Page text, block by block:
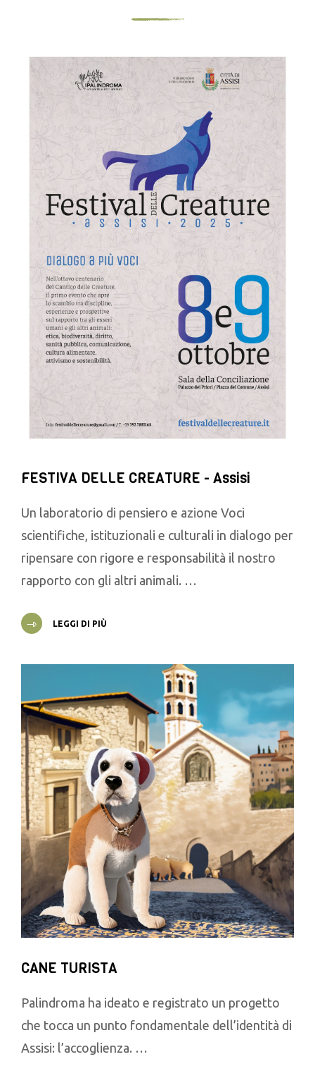
FESTIVA DELLE CREATURE - Assisi
Un laboratorio di pensiero e azione Voci
scientifiche, istituzionali e culturali in dialogo per
ripensare con rigore e responsabilità il nostro
rapporto con gli altri animali. …
LEGGI DI PIÙ
CANE TURISTA
Palindroma ha ideato e registrato un progetto
che tocca un punto fondamentale dell’identità di
Assisi: l’accoglienza. …